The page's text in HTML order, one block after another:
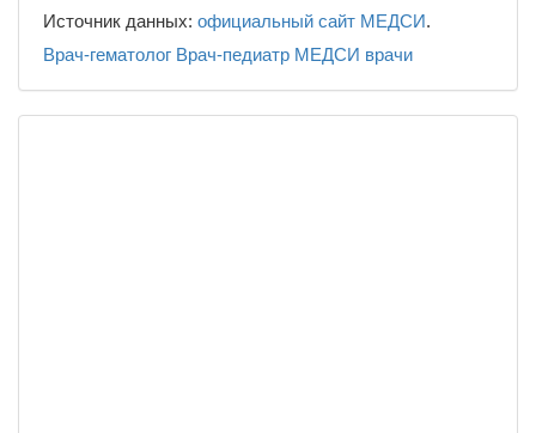
Источник данных: официальный сайт МЕДСИ.
Врач-гематолог Врач-педиатр МЕДСИ врачи